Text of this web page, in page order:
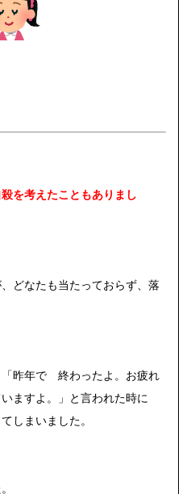
を考えたこともありまし
どなたも当たっておらず、落
「昨年で 終わったよ。お疲れ
ますよ。」と言われた時に
しまいました。